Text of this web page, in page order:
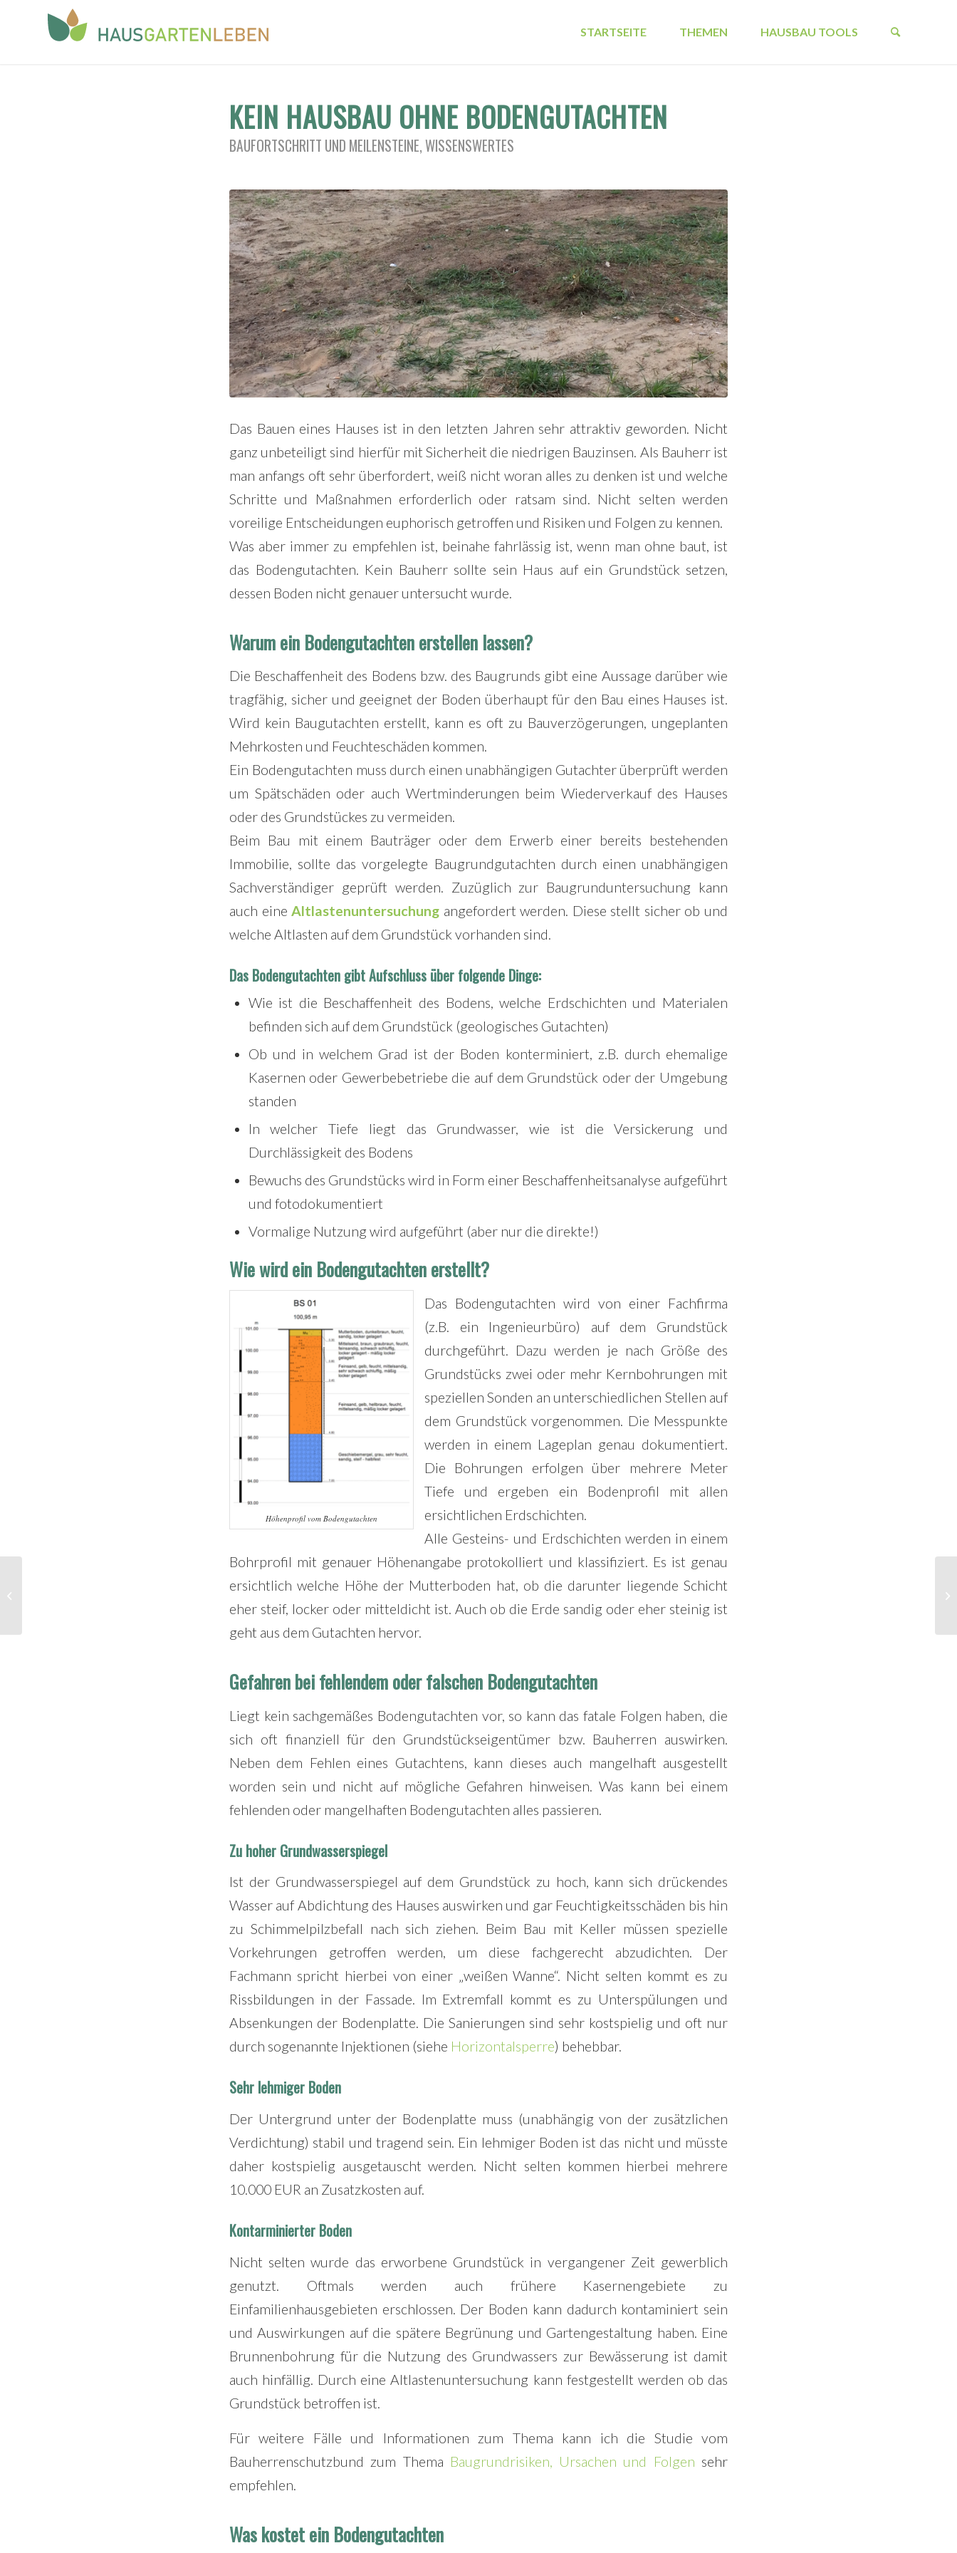
STARTSEITE THEMEN HAUSBAU TOOLS
KEIN HAUSBAU OHNE BODENGUTACHTEN
BAUFORTSCHRITT UND MEILENSTEINE,WISSENSWERTES
Das Bauen eines Hauses ist in den letzten Jahren sehr attraktiv geworden. Nicht
ganz unbeteiligt sind hierfür mit Sicherheit die niedrigen Bauzinsen. Als Bauherr ist
man anfangs oft sehr überfordert, weiß nicht woran alles zu denken ist und welche
Schritte und Maßnahmen erforderlich oder ratsam sind. Nicht selten werden
voreilige Entscheidungen euphorisch getroffen und Risiken und Folgen zu kennen.
Was aber immer zu empfehlen ist, beinahe fahrlässig ist, wenn man ohne baut, ist
das Bodengutachten. Kein Bauherr sollte sein Haus auf ein Grundstück setzen,
dessen Boden nicht genauer untersucht wurde.
Warum ein Bodengutachten erstellen lassen?
Die Beschaffenheit des Bodens bzw. des Baugrunds gibt eine Aussage darüber wie
tragfähig, sicher und geeignet der Boden überhaupt für den Bau eines Hauses ist.
Wird kein Baugutachten erstellt, kann es oft zu Bauverzögerungen, ungeplanten
Mehrkosten und Feuchteschäden kommen.
Ein Bodengutachten muss durch einen unabhängigen Gutachter überprüft werden
um Spätschäden oder auch Wertminderungen beim Wiederverkauf des Hauses
oder des Grundstückes zu vermeiden.
Beim Bau mit einem Bauträger oder dem Erwerb einer bereits bestehenden
Immobilie, sollte das vorgelegte Baugrundgutachten durch einen unabhängigen
Sachverständiger geprüft werden. Zuzüglich zur Baugrunduntersuchung kann
auch eineAltlastenuntersuchung angefordert werden. Diese stellt sicher ob und
welche Altlasten auf dem Grundstück vorhanden sind.
Das Bodengutachten gibt Aufschluss über folgende Dinge:
Wie ist die Beschaffenheit des Bodens, welche Erdschichten und Materialen
befinden sich auf dem Grundstück (geologisches Gutachten)
Ob und in welchem Grad ist der Boden konterminiert, z.B. durch ehemalige
Kasernen oder Gewerbebetriebe die auf dem Grundstück oder der Umgebung
standen
In welcher Tiefe liegt das Grundwasser, wie ist die Versickerung und
Durchlässigkeit des Bodens
Bewuchs des Grundstücks wird in Form einer Beschaffenheitsanalyse aufgeführt
und fotodokumentiert
Vormalige Nutzung wird aufgeführt (aber nur die direkte!)
Wie wird ein Bodengutachten erstellt?
Höhenprofil vom Bodengutachten
Das Bodengutachten wird von einer Fachfirma
(z.B. ein Ingenieurbüro) auf dem Grundstück
durchgeführt. Dazu werden je nach Größe des
Grundstücks zwei oder mehr Kernbohrungen mit
speziellen Sonden an unterschiedlichen Stellen auf
dem Grundstück vorgenommen. Die Messpunkte
werden in einem Lageplan genau dokumentiert.
Die Bohrungen erfolgen über mehrere Meter
Tiefe und ergeben ein Bodenprofil mit allen
ersichtlichen Erdschichten.
Alle Gesteins- und Erdschichten werden in einem
Bohrprofil mit genauer Höhenangabe protokolliert und klassifiziert. Es ist genau
ersichtlich welche Höhe der Mutterboden hat, ob die darunter liegende Schicht
eher steif, locker oder mitteldicht ist. Auch ob die Erde sandig oder eher steinig ist
geht aus dem Gutachten hervor.
Gefahren bei fehlendem oder falschen Bodengutachten
Liegt kein sachgemäßes Bodengutachten vor, so kann das fatale Folgen haben, die
sich oft finanziell für den Grundstückseigentümer bzw. Bauherren auswirken.
Neben dem Fehlen eines Gutachtens, kann dieses auch mangelhaft ausgestellt
worden sein und nicht auf mögliche Gefahren hinweisen. Was kann bei einem
fehlenden oder mangelhaften Bodengutachten alles passieren.
Zu hoher Grundwasserspiegel
Ist der Grundwasserspiegel auf dem Grundstück zu hoch, kann sich drückendes
Wasser auf Abdichtung des Hauses auswirken und gar Feuchtigkeitsschäden bis hin
zu Schimmelpilzbefall nach sich ziehen. Beim Bau mit Keller müssen spezielle
Vorkehrungen getroffen werden, um diese fachgerecht abzudichten. Der
Fachmann spricht hierbei von einer „weißen Wanne“. Nicht selten kommt es zu
Rissbildungen in der Fassade. Im Extremfall kommt es zu Unterspülungen und
Absenkungen der Bodenplatte. Die Sanierungen sind sehr kostspielig und oft nur
durch sogenannte Injektionen (siehe Horizontalsperre) behebbar.
Sehr lehmiger Boden
Der Untergrund unter der Bodenplatte muss (unabhängig von der zusätzlichen
Verdichtung) stabil und tragend sein. Ein lehmiger Boden ist das nicht und müsste
daher kostspielig ausgetauscht werden. Nicht selten kommen hierbei mehrere
10.000 EUR an Zusatzkosten auf.
Kontarminierter Boden
Nicht selten wurde das erworbene Grundstück in vergangener Zeit gewerblich
genutzt. Oftmals werden auch frühere Kasernengebiete zu
Einfamilienhausgebieten erschlossen. Der Boden kann dadurch kontaminiert sein
und Auswirkungen auf die spätere Begrünung und Gartengestaltung haben. Eine
Brunnenbohrung für die Nutzung des Grundwassers zur Bewässerung ist damit
auch hinfällig. Durch eine Altlastenuntersuchung kann festgestellt werden ob das
Grundstück betroffen ist.
Für weitere Fälle und Informationen zum Thema kann ich die Studie vom
Bauherrenschutzbund zum Thema Baugrundrisiken, Ursachen und Folgen sehr
empfehlen.
Was kostet ein Bodengutachten